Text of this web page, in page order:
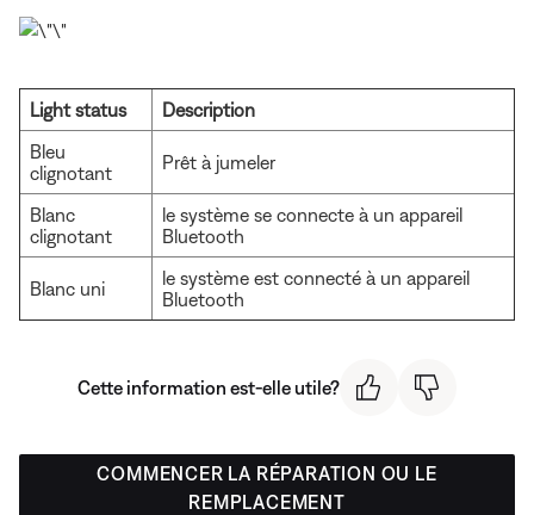
Light status
Description
Bleu
clignotant
Prêt à jumeler
Blanc
clignotant
le système se connecte à un appareil
Bluetooth
Blanc uni
le système est connecté à un appareil
Bluetooth
Cette information est-elle utile?
COMMENCER LA RÉPARATION OU LE
REMPLACEMENT